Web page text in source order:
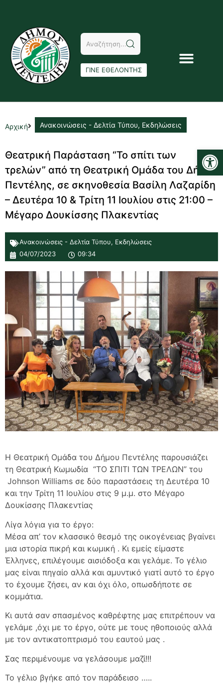
ΓΙΝΕ ΕΘΕΛΟΝΤΗΣ
Αρχική Ανακοινώσεις - Δελτία Τύπου, Εκδηλώσεις
Θεατρική Παράσταση “Το σπίτι των
τρελών” από τη Θεατρική Ομάδα του Δήμου
Πεντέλης, σε σκηνοθεσία Βασίλη Λαζαρίδη
– Δευτέρα 10 & Τρίτη 11 Ιουλίου στις 21:00 –
Μέγαρο Δουκίσσης Πλακεντίας
Ανακοινώσεις - Δελτία Τύπου, Εκδηλώσεις
04/07/2023
09:34
Η Θεατρική Ομάδα του Δήμου Πεντέλης παρουσιάζει
τη Θεατρική Κωμωδία “ΤΟ ΣΠΙΤΙ ΤΩΝ ΤΡΕΛΩΝ” του
Johnson Williams σε δύο παραστάσεις τη Δευτέρα 10
και την Τρίτη 11 Ιουλίου στις 9 μ.μ. στο Μέγαρο
Δουκίσσης Πλακεντίας
Λίγα λόγια για το έργο:
Μέσα απ’ τον κλασσικό θεσμό της οικογένειας βγαίνει
μια ιστορία πικρή και κωμική . Κι εμείς είμαστε
Έλληνες, επιλέγουμε αισιόδοξα και γελάμε. Το γέλιο
μας είναι πηγαίο αλλά και αμυντικό γιατί αυτό το έργο
το έχουμε ζήσει, αν και όχι όλο, οπωσδήποτε σε
κομμάτια.
Κι αυτά σαν σπασμένος καθρέφτης μας επιτρέπουν να
γελάμε ,όχι με το έργο, ούτε με τους ηθοποιούς αλλά
με τον αντικατοπτρισμό του εαυτού μας .
Σας περιμένουμε να γελάσουμε μαζί!!!
Το γέλιο βγήκε από τον παράδεισο …..